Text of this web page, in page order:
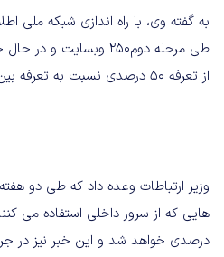
به گفته وی، با راه اندازی شبکه ملی
از تعرفه 50 درصدی نسبت به تعرفه بین المللی استفاده می کنند.
وزیر ارتباطات وعده داد که طی دو
درصدی خواهد شد و این خبر نیز در